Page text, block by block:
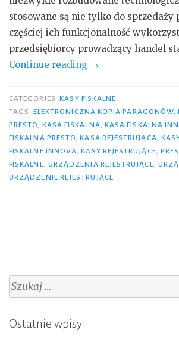
stosowane są nie tylko do sprzedaży
częściej ich funkcjonalność
przedsiębiorcy prowadzący handel
Continue reading „Innova
–
idealna
kasa
każdą
podróż”
→
CATEGORIES KASY FISKALNE
TAGS
ELEKTRONICZNA KOPIA PARAGONÓW,
PRESTO, KASA FISKALNA, KASA FISKALNA
FISKALNA PRESTO,KASA REJESTRUJĄCA,
FISKALNE INNOVA,KASY REJESTRUJĄCE,
FISKALNE, URZĄDZENIA REJESTRUJĄCE,
URZĄDZENIE REJESTRUJĄCE
Szukaj:
Ostatnie wpisy